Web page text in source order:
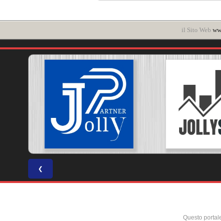
il Sito Web
❮
Questo